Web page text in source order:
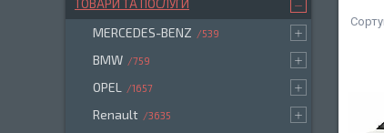
ТОВАРИ ТА ПОСЛУГИ
MERCEDES-BENZ 539
BMW 759
OPEL 1657
Renault 3635